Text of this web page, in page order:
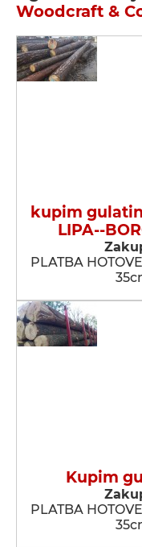
Woodcraft &
kupim
LIPA--
PLATBA
Kupim
PLATBA